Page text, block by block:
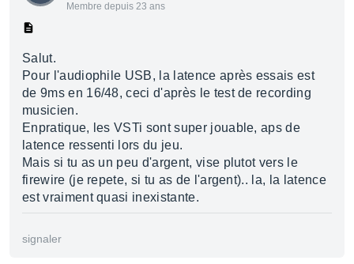
Membre depuis 23 ans
Salut.
Pour l'audiophile USB, la latence après essais est
de 9ms en 16/48, ceci d'après le test de recording
musicien.
Enpratique, les VSTi sont super jouable, aps de
latence ressenti lors du jeu.
Mais si tu as un peu d'argent, vise plutot vers le
firewire (je repete, si tu as de l'argent).. la, la latence
est vraiment quasi inexistante.
signaler